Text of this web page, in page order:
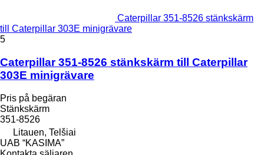
Caterpillar 351-8526 stänkskärm
till Caterpillar 303E minigrävare
5
Caterpillar 351-8526 stänkskärm till Caterpillar
303E minigrävare
Pris på begäran
Stänkskärm
351-8526
Litauen, Telšiai
UAB “KASIMA”